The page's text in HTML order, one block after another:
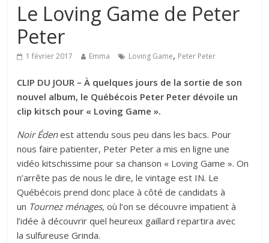
Le Loving Game de Peter
Peter
1 février 2017 Emma Loving Game, Peter Peter
CLIP DU JOUR – À quelques jours de la sortie de son
nouvel album, le Québécois Peter Peter dévoile un
clip kitsch pour « Loving Game ».
Noir Édenest attendu sous peu dans les bacs. Pour
nous faire patienter, Peter Peter a mis en ligne une
vidéo kitschissime pour sa chanson « Loving Game ». On
n’arrête pas de nous le dire, le vintage est IN. Le
Québécois prend donc place à côté de candidats à
un Tournez ménages, où l’on se découvre impatient à
l’idée à découvrir quel heureux gaillard repartira avec
la sulfureuse Grinda.